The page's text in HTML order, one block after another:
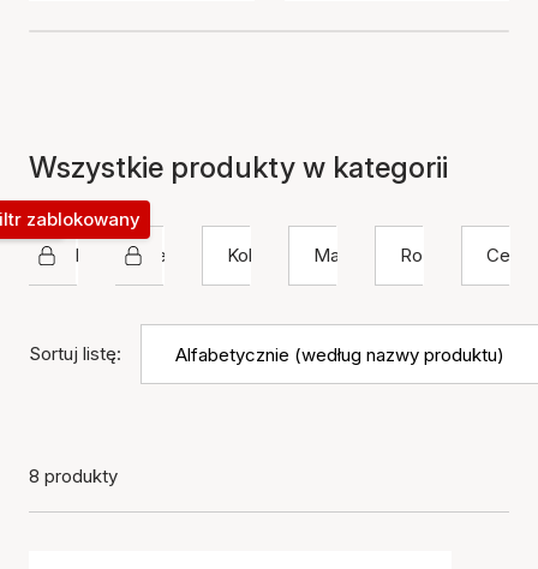
Wszystkie produkty w kategorii
byBiehl
Pierścień
zablokowany
Kolor
Materiał Rozmiar Cena
Sortuj listę:
8 produkty